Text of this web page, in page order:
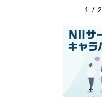
1 / 2